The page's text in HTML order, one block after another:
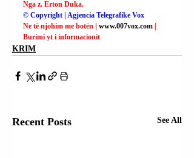
Nga z. Erton Duka.
© Copyright | Agjencia Telegrafike Vox
Ne të njohim me botën | www.007vox.com
Burimi yt i informacionit
KRIM
Recent Posts See All